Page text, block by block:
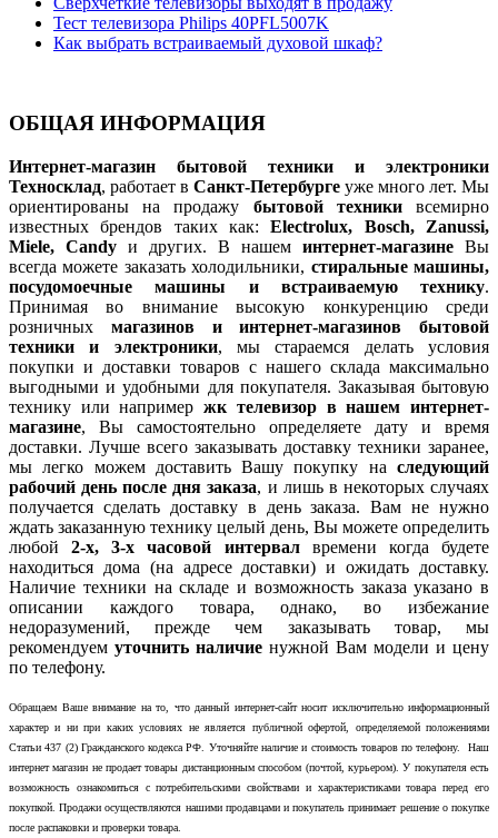
Тест телевизора Philips 40PFL5007K
Как выбрать встраиваемый духовой шкаф?
ОБЩАЯ ИНФОРМАЦИЯ
Интернет-магазин бытовой техники и электроники
Техносклад, работает в Санкт-Петербурге уже много лет. Мы
ориентированы на продажу бытовой техникивсемирно
известных брендов таких как:Electrolux, Bosch, Zanussi,
Miele, Candy и других. В нашем интернет-магазине Вы
всегда можете заказать холодильники, стиральные машины,
посудомоечные машины и встраиваемую технику.
Принимая во внимание высокую конкуренцию среди
розничных магазинов и интернет-магазинов бытовой
техники и электроники, мы стараемся делать условия
покупки и доставки товаров с нашего склада максимально
выгодными и удобными для покупателя. Заказывая бытовую
технику или напримержк телевизор в нашем интернет-
магазине, Вы самостоятельно определяете дату и время
доставки. Лучше всего заказывать доставку техники заранее,
мы легко можем доставить Вашу покупку на следующий
рабочий день после дня заказа, и лишь в некоторых случаях
получается сделать доставку в день заказа. Вам не нужно
ждать заказанную технику целый день, Вы можете определить
любой2-х, 3-х часовой интервалвремени когда будете
находиться дома (на адресе доставки) и ожидать доставку.
Наличие техники на складе и возможность заказа указано в
описании каждого товара, однако, во избежание
недоразумений, прежде чем заказывать товар, мы
рекомендуем уточнить наличие нужной Вам модели и цену
по телефону.
Обращаем Ваше внимание на то, что данный интернет-сайт носит исключительно информационный
характер и ни при каких условиях не является публичной офертой, определяемой положениями
Статьи 437 (2) Гражданского кодекса РФ. Уточняйте наличие и стоимость товаров по телефону. Наш
интернет магазин не продает товары дистанционным способом (почтой, курьером). У покупателя есть
возможность ознакомиться с потребительскими свойствами и характеристиками товара перед его
покупкой. Продажи осуществляются нашими продавцами и покупатель принимает решение о покупке
после распаковки и проверки товара.